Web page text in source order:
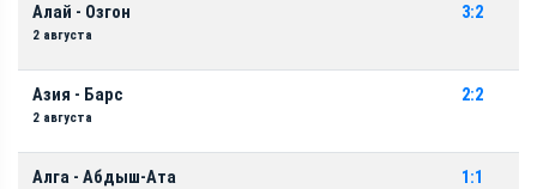
Алай - Озгон
2 августа
3:2
Азия - Барс
2 августа
2:2
Алга - Абдыш-Ата 1:1